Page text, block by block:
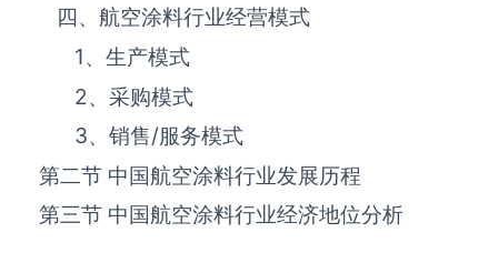
四、航空涂料‌‌‌行业经营模式
1、生产模式
2、采购模式
3、销售/服务模式
第二节 中国航空涂料‌‌‌行业发展历程
第三节 中国航空涂料行业经济地位分析